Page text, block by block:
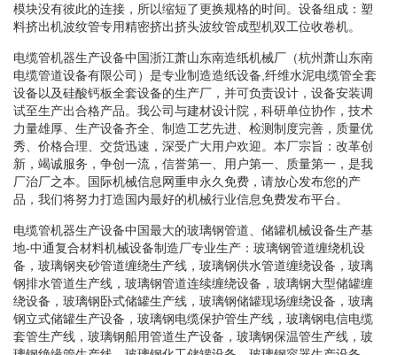
模块没有彼此的连接，所以缩短了更换规格的时间。设备组成：塑
料挤出机波纹管专用精密挤出挤头波纹管成型机双工位收卷机。
电缆管机器生产设备中国浙江萧山东南造纸机械厂（杭州萧山东南
电缆管道设备有限公司）是专业制造造纸设备,纤维水泥电缆管全套
设备以及硅酸钙板全套设备的生产厂，并可负责设计，设备安装调
试至生产出合格产品。我公司与建材设计院，科研单位协作，技术
力量雄厚、生产设备齐全、制造工艺先进、检测制度完善，质量优
秀、价格合理、交货迅速，深受广大用户欢迎。本厂宗旨：改革创
新，竭诚服务，争创一流，信誉第一、用户第一、质量第一，是我
厂治厂之本。国际机械信息网重申永久免费，请放心发布您的产
品，我们将努力打造国内最好的机械行业信息免费发布平台。
电缆管机器生产设备中国最大的玻璃钢管道、储罐机械设备生产基
地-中通复合材料机械设备制造厂专业生产：玻璃钢管道缠绕机设
备，玻璃钢夹砂管道缠绕生产线，玻璃钢供水管道缠绕设备，玻璃
钢排水管道生产线，玻璃钢管道连续缠绕设备，玻璃钢大型储罐缠
绕设备，玻璃钢卧式储罐生产线，玻璃钢储罐现场缠绕设备，玻璃
钢立式储罐生产设备，玻璃钢电缆保护管生产线，玻璃钢电信电缆
套管生产线，玻璃钢船用管道生产设备，玻璃钢保温管生产线，玻